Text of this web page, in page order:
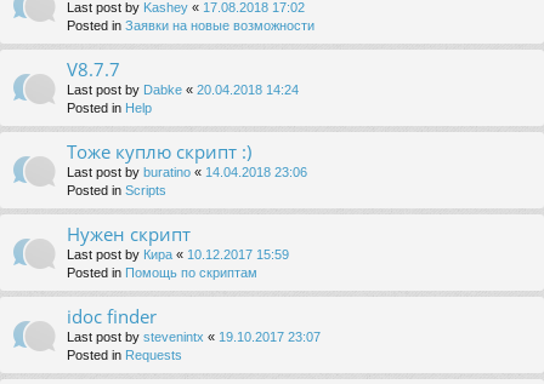
Last post by Kashey « 17.08.2018 17:02
Posted in Заявки на новые возможности
V8.7.7
Last post by Dabke « 20.04.2018 14:24
Posted in Help
Тоже куплю скрипт :)
Last post by buratino « 14.04.2018 23:06
Posted in Scripts
Нужен скрипт
Last post by Кира « 10.12.2017 15:59
Posted in Помощь по скриптам
idoc finder
Last post by stevenintx « 19.10.2017 23:07
Posted in Requests